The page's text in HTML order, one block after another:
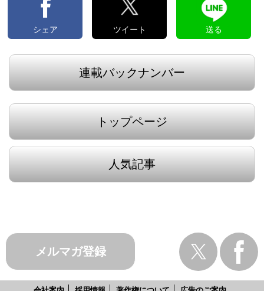
シェア ツイート 送る
連載バックナンバー
トップページ
人気記事
メルマガ登録